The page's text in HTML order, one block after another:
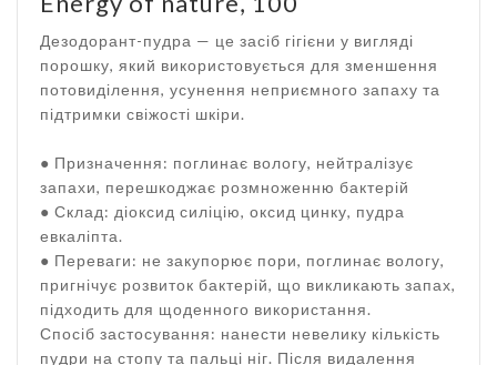
Дезодорант-пудра — це засіб гігієни у вигляді
порошку, який використовується для зменшення
потовиділення, усунення неприємного запаху та
підтримки свіжості шкіри.
● Призначення: поглинає вологу, нейтралізує
запахи, перешкоджає розмноженню бактерій
● Склад: діоксид силіцію, оксид цинку, пудра
евкаліпта.
● Переваги: не закупорює пори, поглинає вологу,
пригнічує розвиток бактерій, що викликають запах,
підходить для щоденного використання.
Спосіб застосування: нанести невелику кількість
пудри на стопу та пальці ніг. Після видалення